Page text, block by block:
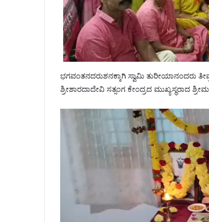
ಭಗವಂತನದರುಶನಕ್ಕಾಗಿ ಸ್ವಾಮಿ ತುರೀಯಾನಂದರು
ಶ್ರೀಶಾರದಾದೇವಿ ಸತ್ಸಂಗ ಕೇಂದ್ರದ ಮುಖ್ಯಸ್ಥರಾದ